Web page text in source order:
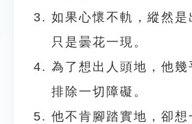
如果心懷不軌，縱然是
只是曇花一現。
為了想出人頭地，他幾
排除一切障礙。
他不肯腳踏實地，卻想